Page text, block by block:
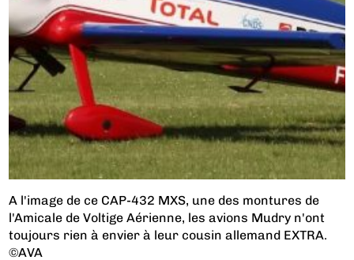
A l'image de ce CAP-432 MXS, une des montures de
l'Amicale de Voltige Aérienne, les avions Mudry n'ont
toujours rien à envier à leur cousin allemand EXTRA.
©AVA